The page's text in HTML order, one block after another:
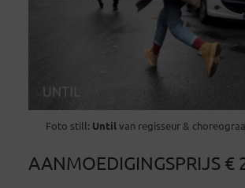
Foto still: Untilvan regisseur &
AANMOEDIGINGSPRIJS €